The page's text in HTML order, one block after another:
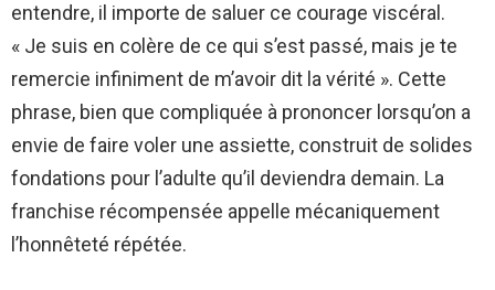
entendre, il importe de saluer ce courage viscéral.
« Je suis en colère de ce qui s’est passé, mais je te
remercie infiniment de m’avoir dit la vérité ». Cette
phrase, bien que compliquée à prononcer lorsqu’on a
envie de faire voler une assiette, construit de solides
fondations pour l’adulte qu’il deviendra demain. La
franchise récompensée appelle mécaniquement
l’honnêteté répétée.